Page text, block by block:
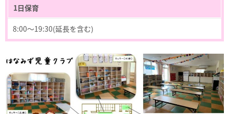
1日保育
8:00～19:30(延長を含む)